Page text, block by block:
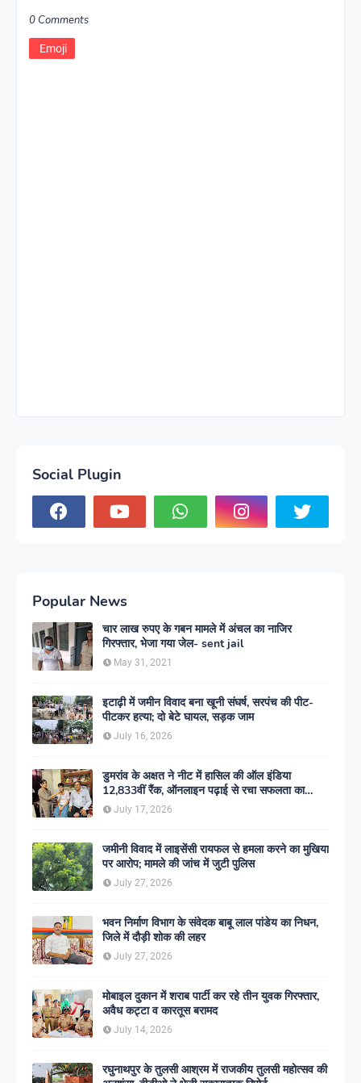
0 Comments
Emoji
Social Plugin
Popular News
चार लाख रुपए के गबन मामले में अंचल का नाजिर
गिरफ्तार, भेजा गया जेल- sent jail
May 31, 2021
इटाढ़ी में जमीन विवाद बना खूनी संघर्ष, सरपंच की पीट-
पीटकर हत्या; दो बेटे घायल, सड़क जाम
July 16, 2026
डुमरांव के अक्षत ने नीट में हासिल की ऑल इंडिया
12,833वीं रैंक, ऑनलाइन पढ़ाई से रचा सफलता का
इतिहास
July 17, 2026
जमीनी विवाद में लाइसेंसी रायफल से हमला करने का मुखिया
पर आरोप; मामले की जांच में जुटी पुलिस
July 27, 2026
भवन निर्माण विभाग के संवेदक बाबू लाल पांडेय का निधन,
जिले में दौड़ी शोक की लहर
July 27, 2026
मोबाइल दुकान में शराब पार्टी कर रहे तीन युवक गिरफ्तार,
अवैध कट्टा व कारतूस बरामद
July 14, 2026
रघुनाथपुर के तुलसी आश्रम में राजकीय तुलसी महोत्सव की